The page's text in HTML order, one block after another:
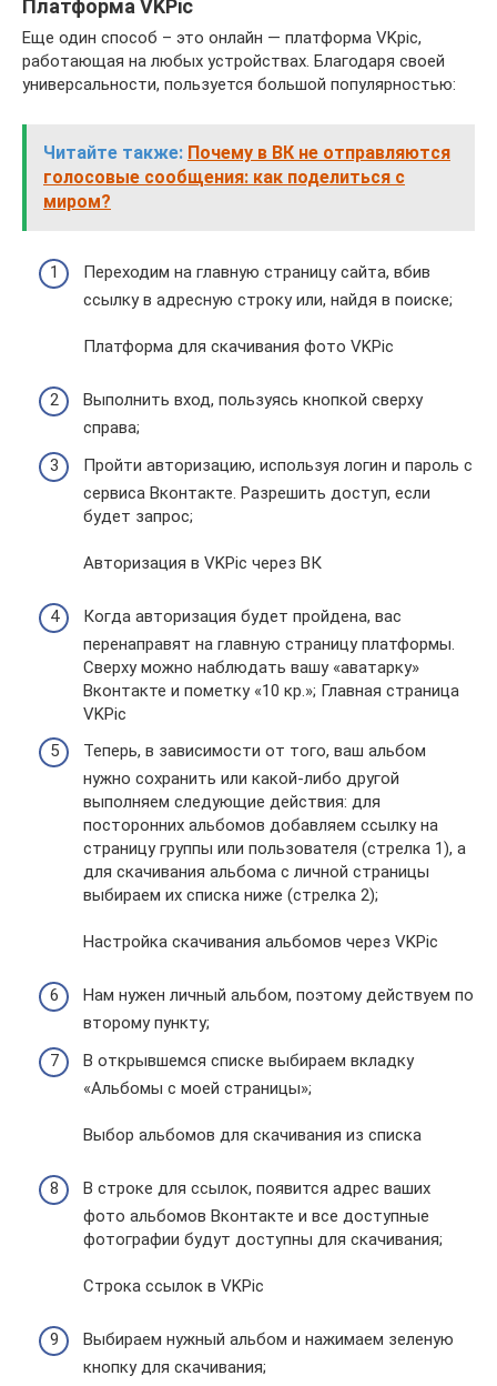
Платформа VKPic
Еще один способ – это онлайн — платформа VKpic,
работающая на любых устройствах. Благодаря своей
универсальности, пользуется большой популярностью:
Читайте также: Почему в ВК не отправляются
голосовые сообщения: как поделиться с
миром?
Переходим на главную страницу сайта, вбив
ссылку в адресную строку или, найдя в поиске;
Платформа для скачивания фото VKPic
Выполнить вход, пользуясь кнопкой сверху
справа;
Пройти авторизацию, используя логин и пароль с
сервиса Вконтакте. Разрешить доступ, если
будет запрос;
Авторизация в VKPic через ВК
Когда авторизация будет пройдена, вас
перенаправят на главную страницу платформы.
Сверху можно наблюдать вашу «аватарку»
Вконтакте и пометку «10 кр.»; Главная страница
VKPic
Теперь, в зависимости от того, ваш альбом
нужно сохранить или какой-либо другой
выполняем следующие действия: для
посторонних альбомов добавляем ссылку на
страницу группы или пользователя (стрелка 1), а
для скачивания альбома с личной страницы
выбираем их списка ниже (стрелка 2);
Настройка скачивания альбомов через VKPic
Нам нужен личный альбом, поэтому действуем по
второму пункту;
В открывшемся списке выбираем вкладку
«Альбомы с моей страницы»;
Выбор альбомов для скачивания из списка
В строке для ссылок, появится адрес ваших
фото альбомов Вконтакте и все доступные
фотографии будут доступны для скачивания;
Строка ссылок в VKPic
Выбираем нужный альбом и нажимаем зеленую
кнопку для скачивания;